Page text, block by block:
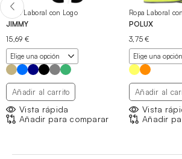
Ropa Laboral con Logo
JIMMY
15,69 €
Añadir al carrito
Vista rápida
Añadir para comparar
Ropa Laboral
POLUX
3,75€
Añadir al
Vista
Añadir